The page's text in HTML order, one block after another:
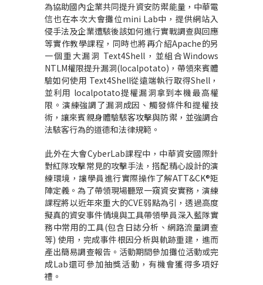
為協助國內企業共同提升資安防禦能量，中華電
信也在本次大會攤位mini Lab中，提供網站入
侵手法及企業遭駭後該如何進行實戰調查與回應
等實作教學課程，同時也將再介紹Apache的另
一個重大漏洞 Text4Shell，並組合Windows
NTLM權限提升漏洞(localpotato) ，帶領來賓體
驗如何使用 Text4Shell從遠端執行取得Shell，
並利用 localpotato提權漏洞拿到本機最高權
限。演練強調了漏洞成因、觸發條件和提權技
術，讓來賓親身體驗駭客攻擊與防禦，並強調合
法駭客行為的道德和法律規範。
此外在大會CyberLab課程中，中華資安國際針
對紅隊攻擊常見的攻擊手法，搭配精心設計的演
練環境，讓學員進行實際操作了解ATT&CK®矩
陣定義。為了帶領現場聽眾一窺資安實務，演練
課程將以近年來重大的CVE弱點為引，透過高度
擬真的資安事件情境與工具帶領學員深入藍隊實
務中常用的工具(包含日誌分析、網路流量調查
等) 使用，完成事件根因分析與軌跡重建，進而
產出簡易調查報告。 活動期間參加攤位活動或完
成Lab還可參加抽獎活動，有機會獲得多項好
禮。